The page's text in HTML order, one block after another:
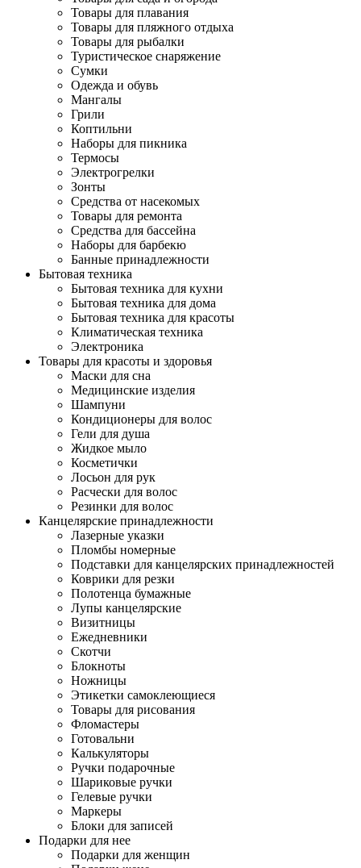
Товары для плавания
Товары для пляжного отдыха
Товары для рыбалки
Туристическое снаряжение
Сумки
Одежда и обувь
Мангалы
Грили
Коптильни
Наборы для пикника
Термосы
Электрогрелки
Зонты
Средства от насекомых
Товары для ремонта
Средства для бассейна
Наборы для барбекю
Банные принадлежности
Бытовая техника
Бытовая техника для кухни
Бытовая техника для дома
Бытовая техника для красоты
Климатическая техника
Электроника
Товары для красоты и здоровья
Маски для сна
Медицинские изделия
Шампуни
Кондиционеры для волос
Гели для душа
Жидкое мыло
Косметички
Лосьон для рук
Расчески для волос
Резинки для волос
Канцелярские принадлежности
Лазерные указки
Пломбы номерные
Подставки для канцелярских принадлежностей
Коврики для резки
Полотенца бумажные
Лупы канцелярские
Визитницы
Ежедневники
Скотчи
Блокноты
Ножницы
Этикетки самоклеющиеся
Товары для рисования
Фломастеры
Готовальни
Калькуляторы
Ручки подарочные
Шариковые ручки
Гелевые ручки
Маркеры
Блоки для записей
Подарки для нее
Подарки для женщин